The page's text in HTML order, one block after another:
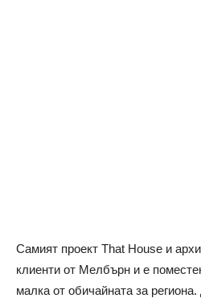
Самият проект That House и
клиенти от Мелбърн и е
малка от обичайната за